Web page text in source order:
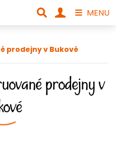
prodejny v Bukové
prodejny v
MENU